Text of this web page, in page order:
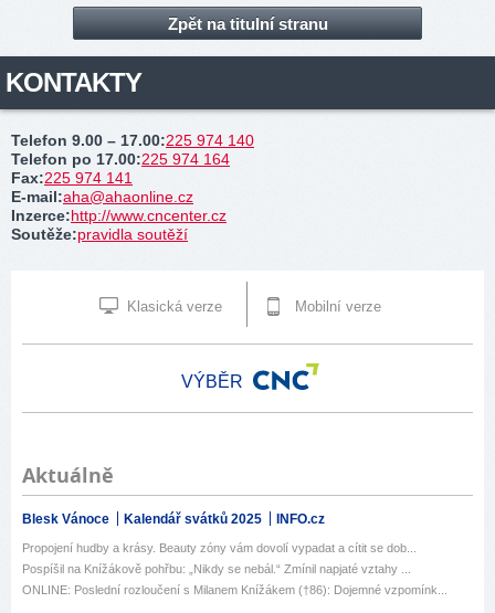
Zpět na titulní stranu
KONTAKTY
Telefon 9.00 – 17.00:225 974 140
Telefon po 17.00:225 974 164
Fax:225 974 141
E-mail:aha@ahaonline.cz
Inzerce:http://www.cncenter.cz
Soutěže:pravidla soutěží
Klasická verze Mobilní verze
VÝBĚR
Aktuálně
Blesk Vánoce Kalendář svátků 2025 INFO.cz
Propojení hudby a krásy. Beauty zóny vám dovolí vypadat a cítit se dob...
Pospíšil na Knížákově pohřbu: „Nikdy se nebál.“ Zmínil napjaté vztahy ...
ONLINE: Poslední rozloučení s Milanem Knížákem (†86): Dojemné vzpomínk...